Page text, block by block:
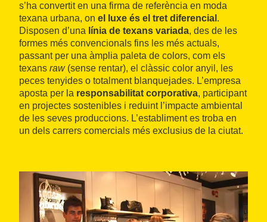
s’ha convertit en una firma de referència en moda
texana urbana, on el luxe és el tret diferencial .
Disposen d’una línia de texans variada, des de les
formes més convencionals fins les més actuals,
passant per una àmplia paleta de colors, com els
texans raw(sense rentar), el clàssic color anyil, les
peces tenyides o totalment blanquejades. L’empresa
aposta per la responsabilitat corporativa, participant
en projectes sostenibles i reduint l’impacte ambiental
de les seves produccions. L’establiment es troba en
un dels carrers comercials més exclusius de la ciutat.